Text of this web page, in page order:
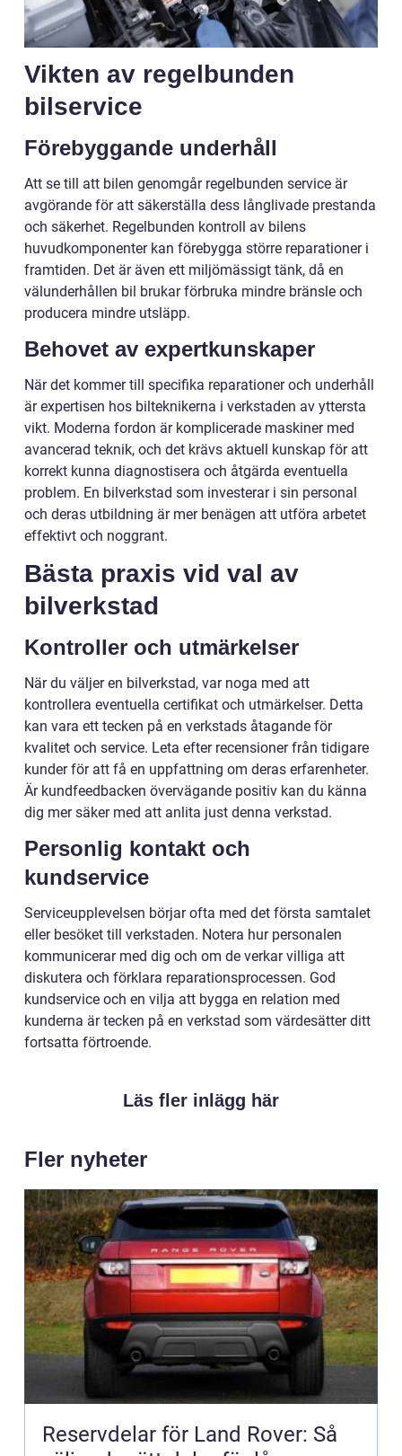
Vikten av regelbunden
bilservice
Förebyggande underhåll
Att se till att bilen genomgår regelbunden service är
avgörande för att säkerställa dess långlivade prestanda
och säkerhet. Regelbunden kontroll av bilens
huvudkomponenter kan förebygga större reparationer i
framtiden. Det är även ett miljömässigt tänk, då en
välunderhållen bil brukar förbruka mindre bränsle och
producera mindre utsläpp.
Behovet av expertkunskaper
När det kommer till specifika reparationer och underhåll
är expertisen hos bilteknikerna i verkstaden av yttersta
vikt. Moderna fordon är komplicerade maskiner med
avancerad teknik, och det krävs aktuell kunskap för att
korrekt kunna diagnostisera och åtgärda eventuella
problem. En bilverkstad som investerar i sin personal
och deras utbildning är mer benägen att utföra arbetet
effektivt och noggrant.
Bästa praxis vid val av
bilverkstad
Kontroller och utmärkelser
När du väljer en bilverkstad, var noga med att
kontrollera eventuella certifikat och utmärkelser. Detta
kan vara ett tecken på en verkstads åtagande för
kvalitet och service. Leta efter recensioner från tidigare
kunder för att få en uppfattning om deras erfarenheter.
Är kundfeedbacken övervägande positiv kan du känna
dig mer säker med att anlita just denna verkstad.
Personlig kontakt och
kundservice
Serviceupplevelsen börjar ofta med det första samtalet
eller besöket till verkstaden. Notera hur personalen
kommunicerar med dig och om de verkar villiga att
diskutera och förklara reparationsprocessen. God
kundservice och en vilja att bygga en relation med
kunderna är tecken på en verkstad som värdesätter ditt
fortsatta förtroende.
Läs fler inlägg här
Fler nyheter
Reservdelar för Land Rover: Så